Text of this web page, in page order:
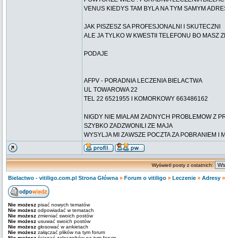
VENUS KIEDYS TAM BYLA NA TYM SAMYM
JAK PISZESZ SA PROFESJONALNI I SKUTECZNI
ALE JA TYLKO W KWESTII TELEFONU BO MASZ
PODAJE
AFPV - PORADNIA LECZENIA BIELACTWA
UL TOWAROWA 22
TEL 22 6521955 I KOMORKOWY 663486162
NIGDY NIE MIALAM ZADNYCH PROBLEMOW Z
SZYBKO ZADZWONILI ZE MAJA
WYSYLJA MI ZAWSZE POCZTA ZA POBRANIEM I
Wyświetl posty z ostatnich:
Bielactwo - vitiligo.com.pl Strona Główna » Forum o vitiligo » Leczenie » Adresy
Nie możesz pisać nowych tematów
Nie możesz odpowiadać w tematach
Nie możesz zmieniać swoich postów
Nie możesz usuwać swoich postów
Nie możesz głosować w ankietach
Nie możesz załączać plików na tym forum